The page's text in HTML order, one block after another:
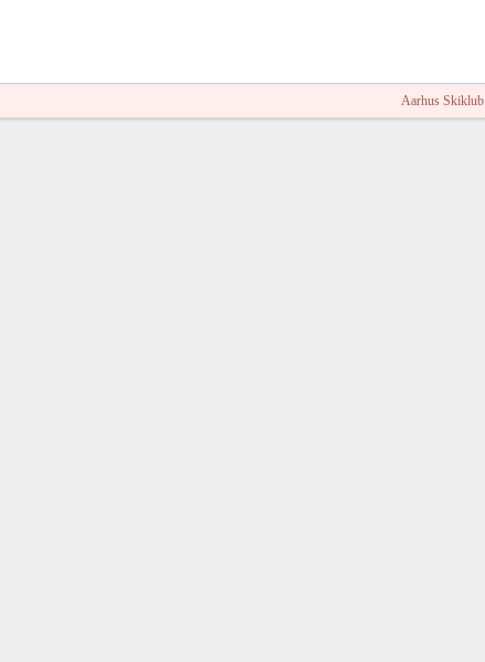
Aarhus Skiklub